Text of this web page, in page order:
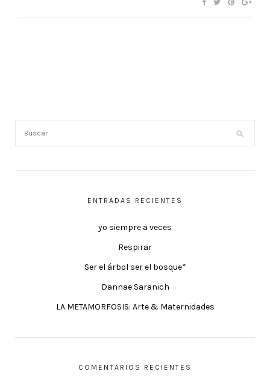
ENTRADAS RECIENTES
yo siempre a veces
Respirar
Ser el árbol ser el bosque*
Dannae Saranich
LA METAMORFOSIS: Arte & Maternidades
COMENTARIOS RECIENTES